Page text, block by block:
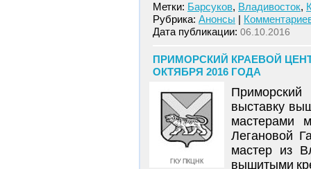
Метки: Барсуков, Владивосток,
Рубрика: Анонсы |
Дата публикации: 06.10.2016
ПРИМОРСКИЙ КРАЕВОЙ
ОКТЯБРЯ 2016 ГОДА
ГКУ ПКЦНК
выставку
мастерами
Легановой
мастер из
вышитыми